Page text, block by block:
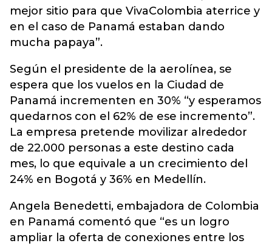
mejor sitio para que VivaColombia aterrice y
en el caso de Panamá estaban dando
mucha papaya”.
Según el presidente de la aerolínea, se
espera que los vuelos en la Ciudad de
Panamá incrementen en 30% “y esperamos
quedarnos con el 62% de ese incremento”.
La empresa pretende movilizar alrededor
de 22.000 personas a este destino cada
mes, lo que equivale a un crecimiento del
24% en Bogotá y 36% en Medellín.
Angela Benedetti, embajadora de Colombia
en Panamá comentó que “es un logro
ampliar la oferta de conexiones entre los